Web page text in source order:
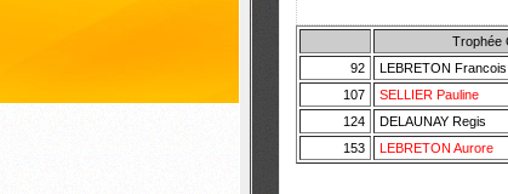
Trophée
92
LEBRETON Francois
107
SELLIER Pauline
124
DELAUNAY Regis
153
LEBRETON Aurore